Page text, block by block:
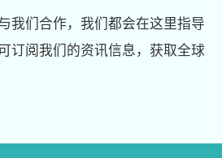
我们合作，我们都会在这里指导
订阅我们的资讯信息，获取全球